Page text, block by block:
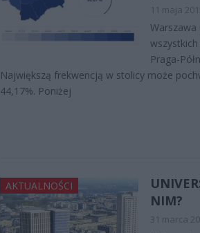
11 maja
Warszawa
wszystkich
Praga-
Największą frekwencją w stolicy może
44,17%. Poniżej
AKTUALNOŚCI
NIM?
31 marca